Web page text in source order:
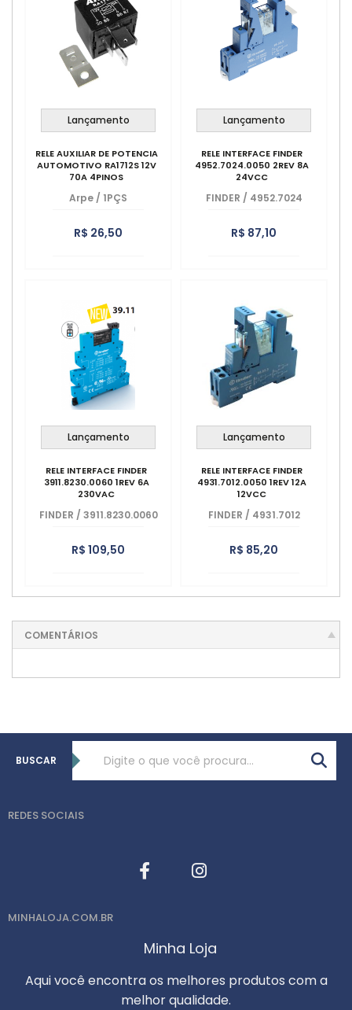
Lançamento
RELE AUXILIAR DE POTENCIA
AUTOMOTIVO RA1712S 12V
70A 4PINOS
Arpe / 1PÇS
R$ 26,50
Lançamento
RELE INTERFACE FINDER
4952.7024.0050 2REV 8A
24VCC
FINDER / 4952.7024
R$ 87,10
Lançamento
RELE INTERFACE FINDER
3911.8230.0060 1REV 6A
230VAC
FINDER / 3911.8230.0060
R$ 109,50
Lançamento
RELE INTERFACE FINDER
4931.7012.0050 1REV 12A
12VCC
FINDER / 4931.7012
R$ 85,20
COMENTÁRIOS
BUSCAR
REDES SOCIAIS
MINHALOJA.COM.BR
Minha Loja
Aqui você encontra os melhores produtos com a
melhor qualidade.